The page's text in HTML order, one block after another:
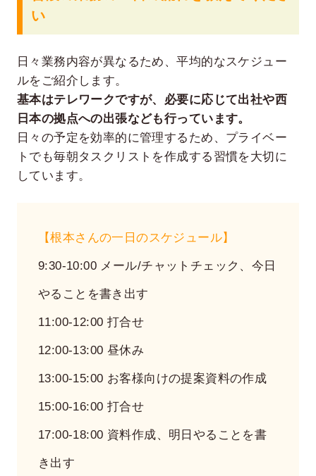
い
日々業務内容が異なるため、平均的なスケジュー
ルをご紹介します。
基本はテレワークですが、必要に応じて出社や西
日本の拠点への出張なども行っています。
日々の予定を効率的に管理するため、プライベー
トでも毎朝タスクリストを作成する習慣を大切に
しています。
【根本さんの一日のスケジュール】
9:30-10:00 メール/チャットチェック、今日
やることを書き出す
11:00-12:00 打合せ
12:00-13:00 昼休み
13:00-15:00 お客様向けの提案資料の作成
15:00-16:00 打合せ
17:00-18:00 資料作成、明日やることを書
き出す